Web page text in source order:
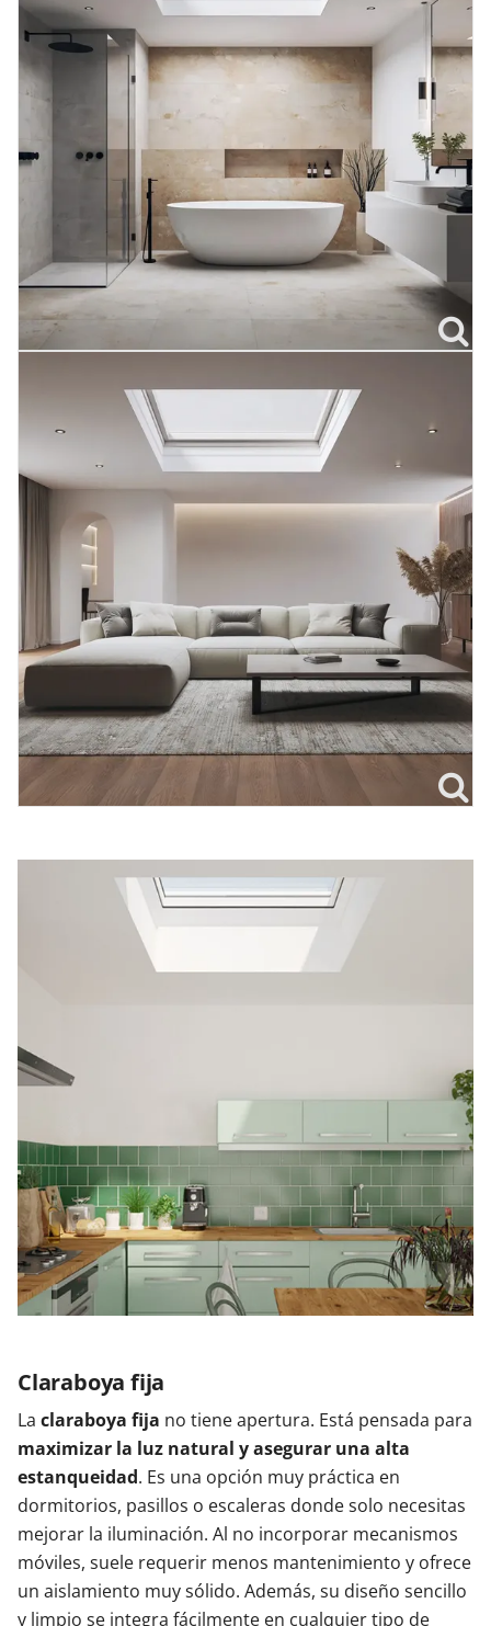
Claraboya fija
La claraboya fija no tiene apertura. Está pensada para
maximizar la luz natural y asegurar una alta
estanqueidad. Es una opción muy práctica en
dormitorios, pasillos o escaleras donde solo necesitas
mejorar la iluminación. Al no incorporar mecanismos
móviles, suele requerir menos mantenimiento y ofrece
un aislamiento muy sólido. Además, su diseño sencillo
y limpio se integra fácilmente en cualquier tipo de